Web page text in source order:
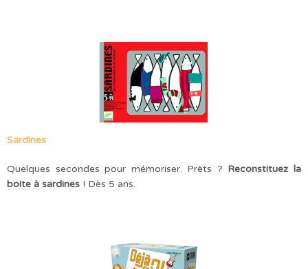
Sardines
Quelques secondes pour mémoriser. Prêts ? Reconstituez la
boite à sardines ! Dès 5 ans.